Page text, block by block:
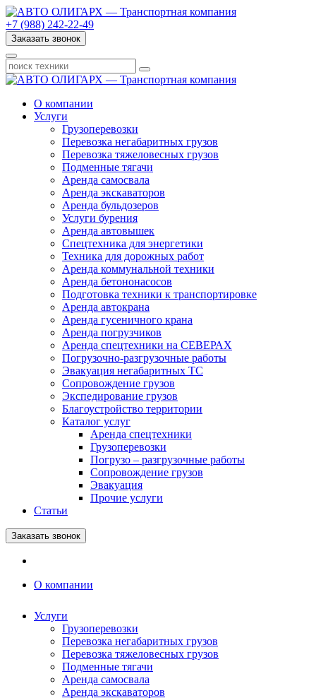
+7 (988) 242-22-49
Заказать звонок
О компании
Услуги
Грузоперевозки
Перевозка негабаритных грузов
Перевозка тяжеловесных грузов
Подменные тягачи
Аренда самосвала
Аренда экскаваторов
Аренда бульдозеров
Услуги бурения
Аренда автовышек
Спецтехника для энергетики
Техника для дорожных работ
Аренда коммунальной техники
Аренда бетононасосов
Подготовка техники к транспортировке
Аренда автокрана
Аренда гусеничного крана
Аренда погрузчиков
Аренда спецтехники на СЕВЕРАХ
Погрузочно-разгрузочные работы
Эвакуация негабаритных ТС
Сопровождение грузов
Экспедирование грузов
Благоустройство территории
Каталог услуг
Аренда спецтехники
Грузоперевозки
Погрузо – разгрузочные работы
Сопровождение грузов
Эвакуация
Прочие услуги
Статьи
Заказать звонок
О компании
Услуги
Грузоперевозки
Перевозка негабаритных грузов
Перевозка тяжеловесных грузов
Подменные тягачи
Аренда самосвала
Аренда экскаваторов